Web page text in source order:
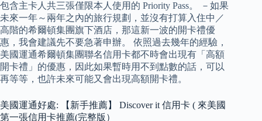
包含主卡人共三張僅限本人使用的 Priority Pass。 －如果
未來一年～兩年之內的旅行規劃，並沒有打算入住中／
高階的希爾頓集團旗下酒店，那這新一波的開卡禮優
惠，我會建議先不要急著申辦。 依照過去幾年的經驗，
美國運通希爾頓集團聯名信用卡都不時會出現有「高額
開卡禮」的優惠，因此如果暫時用不到點數的話，可以
再等等，也許未來可能又會出現高額開卡禮。
美國運通好處: 【新手推薦】 Discover it 信用卡 ( 來美國
第一張信用卡推薦(完整版）